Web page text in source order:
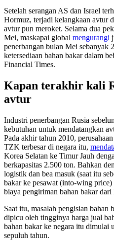
Setelah serangan AS dan Israel
Hormuz, terjadi kelangkaan avtur
avtur pun meroket. Selama dua
Mei, maskapai global mengurangi
penerbangan bulan Mei sebanyak
ketersediaan bahan bakar dalam
Financial Times.
Kapan terakhir kali
avtur
Industri penerbangan Rusia
kebutuhan untuk mendatangkan
Pada akhir tahun 2010,
TZK terbesar di negara itu,
Korea Selatan ke Timur Jauh
berkapasitas 2.500 ton. Bahkan
logistik dan bea masuk (saat itu
bakar ke pesawat (into-wing
biaya pengiriman bahan bakar dari
Saat itu, masalah pengisian bahan
dipicu oleh tingginya harga jual
bahan bakar ke negara itu dimulai
sepuluh tahun.